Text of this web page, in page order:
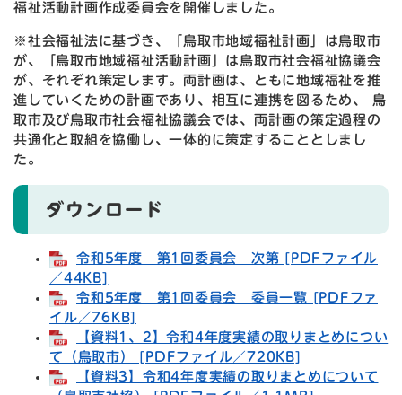
福祉活動計画作成委員会を開催しました。
※社会福祉法に基づき、「鳥取市地域福祉計画」は鳥取市
が、「鳥取市地域福祉活動計画」は鳥取市社会福祉協議会
が、それぞれ策定します。両計画は、ともに地域福祉を推
進していくための計画であり、相互に連携を図るため、 鳥
取市及び鳥取市社会福祉協議会では、両計画の策定過程の
共通化と取組を協働し、一体的に策定することとしまし
た。
ダウンロード
令和5年度 第1回委員会 次第 [PDFファイル
／44KB]
令和5年度 第1回委員会 委員一覧 [PDFファ
イル／76KB]
【資料1、2】令和4年度実績の取りまとめについ
て（鳥取市） [PDFファイル／720KB]
【資料3】令和4年度実績の取りまとめについて